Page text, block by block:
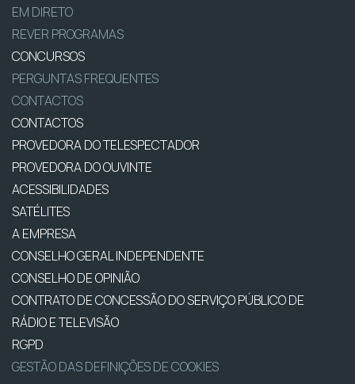
EM DIRETO
REVER PROGRAMAS
CONCURSOS
PERGUNTAS FREQUENTES
CONTACTOS
CONTACTOS
PROVEDORA DO TELESPECTADOR
PROVEDORA DO OUVINTE
ACESSIBILIDADES
SATÉLITES
A EMPRESA
CONSELHO GERAL INDEPENDENTE
CONSELHO DE OPINIÃO
CONTRATO DE CONCESSÃO DO SERVIÇO PÚBLICO DE
RÁDIO E TELEVISÃO
RGPD
GESTÃO DAS DEFINIÇÕES DE COOKIES